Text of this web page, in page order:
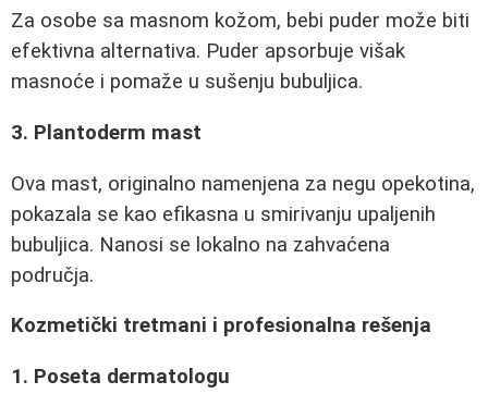
Za osobe sa masnom kožom, bebi puder može biti
efektivna alternativa. Puder apsorbuje višak
masnoće i pomaže u sušenju bubuljica.
3. Plantoderm mast
Ova mast, originalno namenjena za negu opekotina,
pokazala se kao efikasna u smirivanju upaljenih
bubuljica. Nanosi se lokalno na zahvaćena
područja.
Kozmetički tretmani i profesionalna rešenja
1. Poseta dermatologu